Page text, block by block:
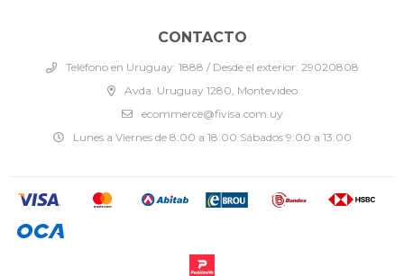
CONTACTO
Teléfono en Uruguay: 1888 / Desde el exterior: 29020808
Avda. Uruguay 1280, Montevideo
ecommerce@fivisa.com.uy
Lunes a Viernes de 8:00 a 18:00 Sábados 9:00 a 13:00